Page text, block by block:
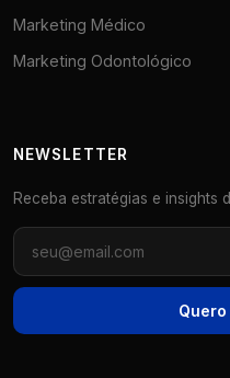
Marketing Médico
Marketing Odontológico
NEWSLETTER
Receba estratégias e insights